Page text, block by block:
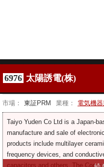
6976 太陽誘電(株)
市場： 東証PRM 業種： 電気機
Taiyo Yuden Co Ltd is a Japan-
manufacture and sale of
products include multilayer
frequency devices, and
capacitors and others. The